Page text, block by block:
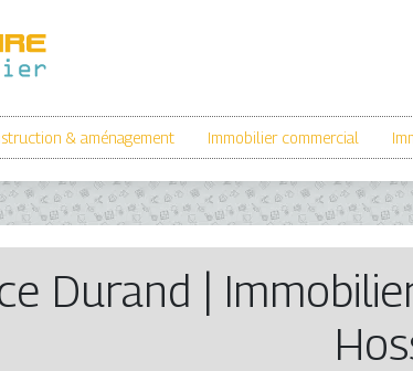
& aménagement Immobilier commercial
Durand |